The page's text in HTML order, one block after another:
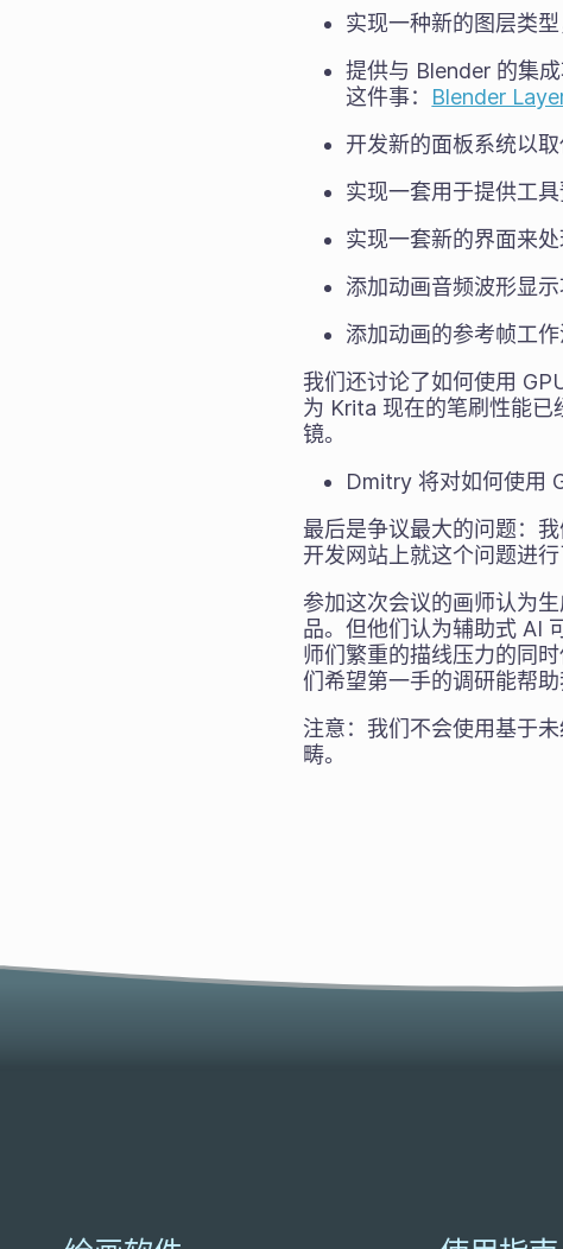
实现一种新的图层类型
提供与 Blender 的集
这件事： Blender
开发新的面板系统以
实现一套用于提供工具
实现一套新的界面来处
添加动画音频波形显示
添加动画的参考帧工作
我们还讨论了如何使用
为 Krita 现在的笔刷性能已
镜。
Dmitry 将对如何使用
最后是争议最大的问题：
开发网站上就这个问题进行
参加这次会议的画师认为
品。但他们认为辅助式 AI
师们繁重的描线压力的同
们希望第一手的调研能帮
注意：我们不会使用基于
畴。